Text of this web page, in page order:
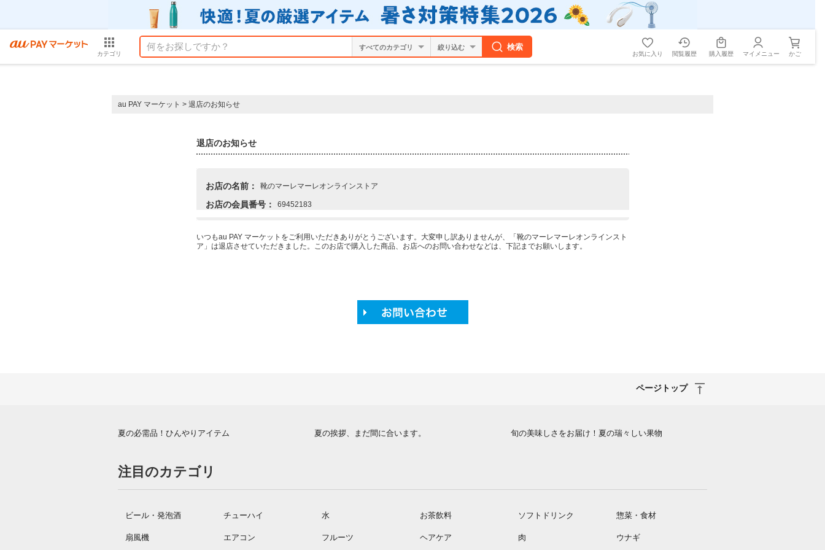
カテゴリ
絞り込む 検索
お気に入り 閲覧履歴 購入履歴 マイメニュー かご
au PAY マーケット > 退店のお知らせ
退店のお知らせ
お店の名前： 靴のマーレマーレオンラインストア
お店の会員番号： 69452183
いつもau PAY マーケットをご利用いただきありがとうございます。大変申し訳ありませんが、「靴のマーレマーレオンラインスト
ア」は退店させていただきました。このお店で購入した商品、お店へのお問い合わせなどは、下記までお願いします。
ページトップ
夏の必需品！ひんやりアイテム 夏の挨拶、まだ間に合います。 旬の美味しさをお届け！夏の瑞々しい果物
注目のカテゴリ
ビール・発泡酒 チューハイ 水 お茶飲料 ソフトドリンク 惣菜・食材
扇風機 エアコン フルーツ ヘアケア 肉 ウナギ